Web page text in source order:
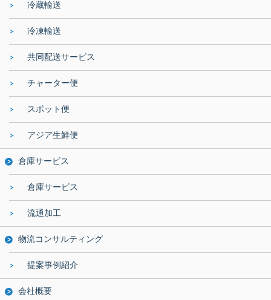
冷蔵輸送
冷凍輸送
共同配送サービス
チャーター便
スポット便
アジア生鮮便
倉庫サービス
倉庫サービス
流通加工
物流コンサルティング
提案事例紹介
会社概要